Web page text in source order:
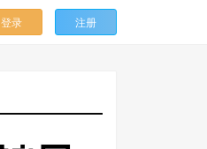
登录 注册